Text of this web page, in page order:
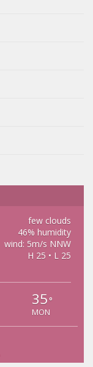
few clouds
46% humidity
wind: 5m/s NNW
H 25 • L 25
35 °
MON